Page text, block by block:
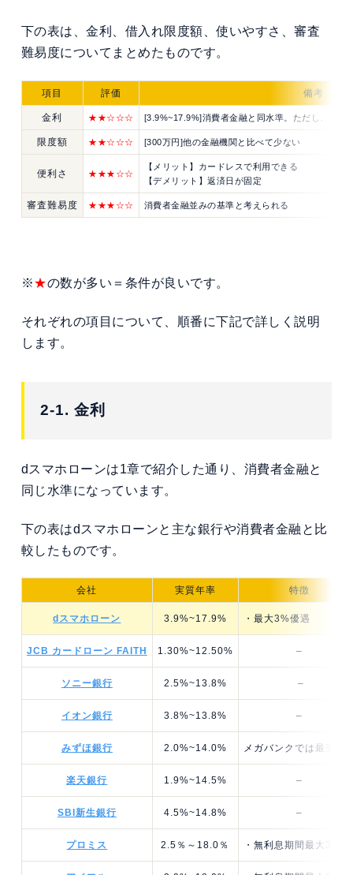
下の表は、金利、借入れ限度額、使いやすさ、審査
難易度についてまとめたものです。
項目 評価 備考
金利 ★ ★☆ ☆☆ [3.9%~17.9%]消費者金融と同水準。ただし、金利
限度額 ★ ★☆ ☆☆ [300万円]他の金融機関と比べて少ない
便利さ ★★★ ☆☆
【メリット】カードレスで利用できる
【デメリット】返済日が固定
審査難易度 ★ ★★☆☆ 消費者金融並みの基準と考えられる
※★の数が多い＝条件が良いです。
それぞれの項目について、順番に下記で詳しく説明
します。
2-1. 金利
dスマホローンは1章で紹介した通り、消費者金融と
同じ水準になっています。
下の表はdスマホローンと主な銀行や消費者金融と比
較したものです。
会社 実質年率 特徴
dスマホローン 3.9%~17.9% ・最大3%優遇
JCB カードローン FAITH 1.30%~12.50% –
ソニー銀行 2.5%~13.8% –
イオン銀行 3.8%~13.8% –
みずほ銀行 2.0%~14.0% メガバンクでは最安金
楽天銀行 1.9%~14.5% –
SBI新生銀行 4.5%~14.8% –
プロミス 2.5％～18.0％ ・無利息期間最大30日